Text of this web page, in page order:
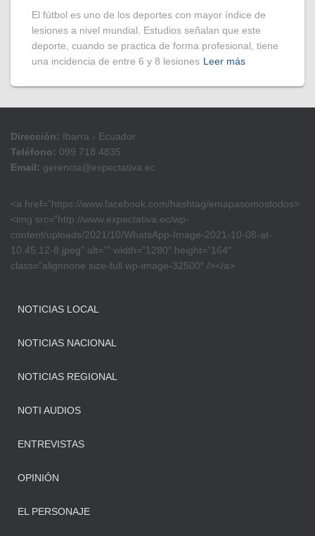
El fútbol es uno de los deportes con mayor índice de
lesiones a nivel mundial. Estudios señalan que este
deporte, cuando se practica de forma profesional, tiene
una incidencia de entre 6 y 8 lesiones Leer más
Dirección: Ibarra - Ecuador
Teléfono: 099 718 4835
Email: gerencia@expectativa.ec
<a href=”https://www.facebook.com/hashtag/emapasomostodos>
<img src=”http://www.expectativa.ec/wp-
content/uploads/2021/10/WhatsApp-Image-2021-10-08-at-
10.45.12-8.jpeg” alt=”” width=”1280″ height=”164″
class=”alignnone size-full wp-image-32500″ /></a>
NOTICIAS LOCAL
NOTICIAS NACIONAL
NOTICIAS REGIONAL
NOTI AUDIOS
ENTREVISTAS
OPINIÓN
EL PERSONAJE